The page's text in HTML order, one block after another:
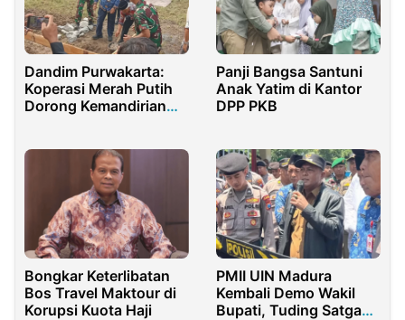
Dandim Purwakarta:
Koperasi Merah Putih
Dorong Kemandirian
Panji Bangsa Santuni
Anak Yatim di Kantor
DPP PKB
Bongkar Keterlibatan
Bos Travel Maktour di
Korupsi Kuota Haji
PMII UIN Madura
Kembali Demo Wakil
Bupati, Tuding Satgas